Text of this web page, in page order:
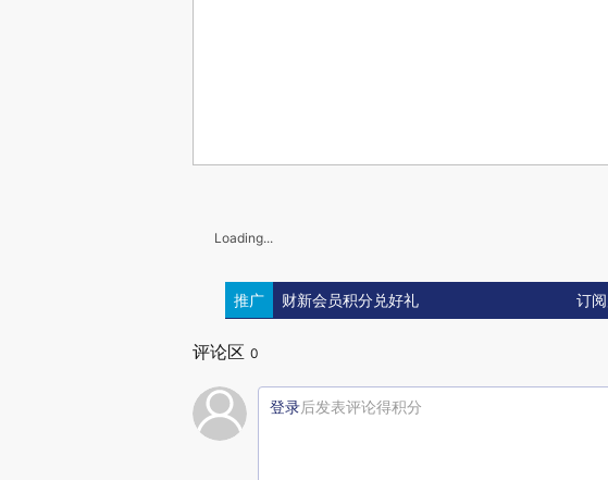
Loading...
推广 财新会员积分兑好礼 订
评论区 0
登录后发表评论得积分